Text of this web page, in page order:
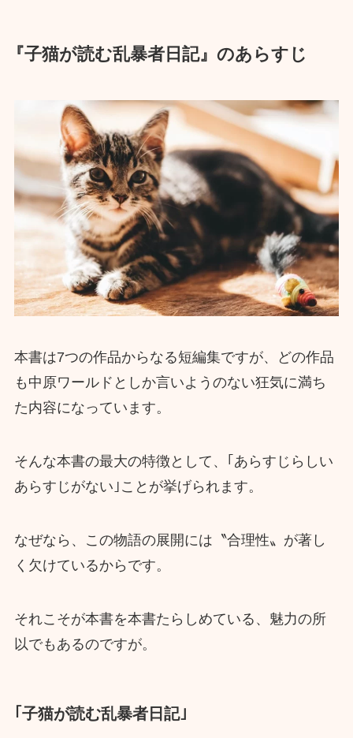
『子猫が読む乱暴者日記』のあらすじ
本書は7つの作品からなる短編集ですが、どの作品
も中原ワールドとしか言いようのない狂気に満ち
た内容になっています。
そんな本書の最大の特徴として、｢あらすじらしい
あらすじがない｣ことが挙げられます。
なぜなら、この物語の展開には〝合理性〟が著し
く欠けているからです。
それこそが本書を本書たらしめている、魅力の所
以でもあるのですが。
｢子猫が読む乱暴者日記｣